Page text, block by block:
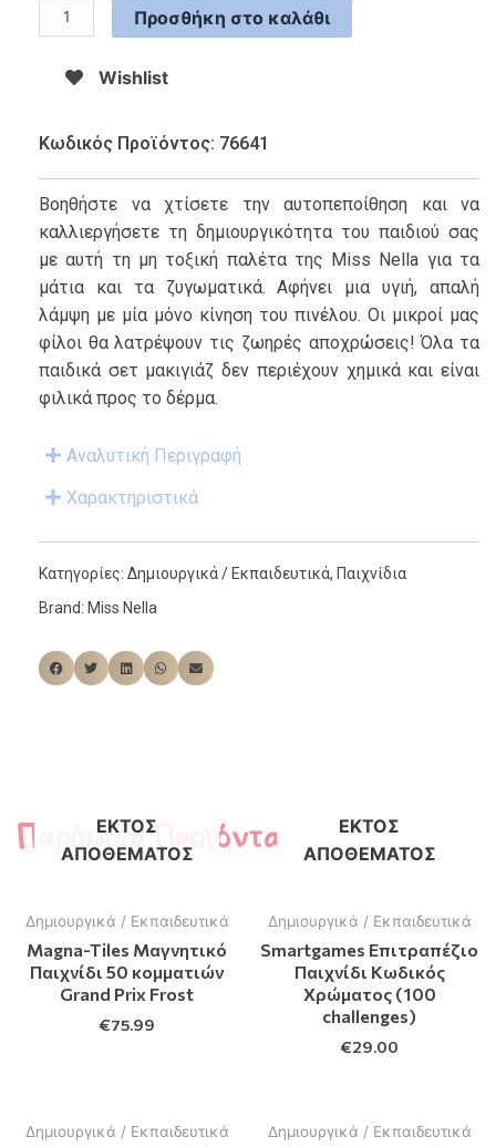
Προσθήκη στο καλάθι
Wishlist
Κωδικός Προϊόντος: 76641
Βοηθήστε να χτίσετε την αυτοπεποίθηση και να
καλλιεργήσετε τη δημιουργικότητα του παιδιού σας
με αυτή τη μη τοξική παλέτα της Miss Nella για τα
μάτια και τα ζυγωματικά. Αφήνει μια υγιή, απαλή
λάμψη με μία μόνο κίνηση του πινέλου. Οι μικροί μας
φίλοι θα λατρέψουν τις ζωηρές αποχρώσεις! Όλα τα
παιδικά σετ μακιγιάζ δεν περιέχουν χημικά και είναι
φιλικά προς το δέρμα.
Αναλυτική Περιγραφή
Χαρακτηριστικά
Κατηγορίες: Δημιουργικά / Εκπαιδευτικά, Παιχνίδια
Brand: Miss Nella
Παρόμοια Προϊόντα
ΕΚΤΌΣ
ΑΠΟΘΈΜΑΤΟΣ
Δημιουργικά / Εκπαιδευτικά
Magna-Tiles Μαγνητικό
Παιχνίδι 50 κομματιών
Grand Prix Frost
€75.99
ΕΚΤΌΣ
ΑΠΟΘΈΜΑΤΟΣ
Δημιουργικά / Εκπαιδευτικά
Smartgames Eπιτραπέζιο
Παιχνίδι Kωδικός
Xρώματος (100
challenges)
€29.00
Δημιουργικά / Εκπαιδευτικά Δημιουργικά / Εκπαιδευτικά